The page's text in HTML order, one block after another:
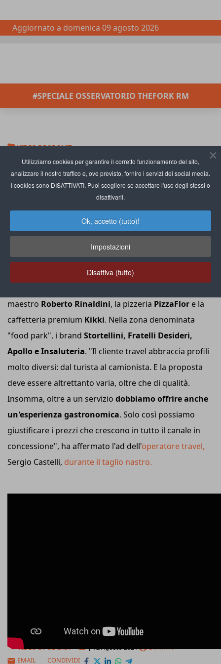
Utilizziamo cookies per garantire il corretto funzionamento del sito,
analizzare il nostro traffico e, ove previsto, fornire i servizi dei social media.
I cookies sono DISATTIVATI. Puoi scegliere se accettare l'uso degli stessi o
disattivarli.
Ok, accetto (tutto)!
Impostazioni
Disattiva (tutto)
Aggiornato a domenica 09 agosto 2026
#SPECIALE OSSERVATORIO THEFORK RM
VIDEO E PODCAST
La sosta targata Areas-MyChef
a San Martino Est
Areas-MyChef ristorazione
Sulla A1, all'altezza di Parma,Areas-MyChef ha
inaugurato l'area di sosta di San Martino Est
mq di spazio commerciale in più e nuovi format food
retail. Nella zona bar spiccano la caffetteria firmata
maestro Roberto Rinaldini, la pizzeria PizzaFlor e la
caffetteria premium Kikki. Nella zona denominata
"food park", i brand Stortellini, Fratelli Desideri,
Apollo e Insaluteria. "Il cliente travel abbraccia profili
molto diversi: dal turista al camionista. E la proposta
deve essere altrettanto varia, oltre che di qualità.
Insomma, oltre a un servizio dobbiamo offrire anche
un'esperienza gastronomica. Solo così possiamo
giustificare i prezzi che crescono in tutto il canale in
concessione", ha affermato l'ad dell'operatore travel,
Sergio Castelli, durante il taglio nastro.
VIDEO E PODCAST |12 Agosto 2024
STAMPA
EMAIL
CONDIVIDI